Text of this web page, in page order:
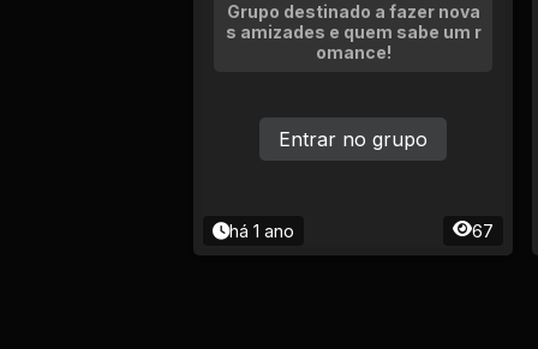
Grupo destinado a fazer nova
s amizades e quem sabe um r
omance!
há 1 ano 67
Entrar no grupo